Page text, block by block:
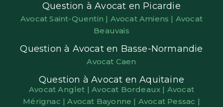
Question à Avocat en Picardie
Avocat Saint-Quentin | Avocat Amiens | Avocat
Beauvais
Question à Avocat en Basse-Normandie
Avocat Caen
Question à Avocat en Aquitaine
Avocat Anglet |Avocat Bordeaux | Avocat
Mérignac |Avocat Bayonne | Avocat Pessac |